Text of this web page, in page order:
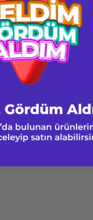
Hizmeti
dahil olmak üzere,
4 saatte yerinde müdahale:
HPE 4 saat içinde
gösterir. Çağrı alındıktan
Hewlett Packard Enterprise
başlamak üzere Müşterinin
HPE tarafından ‘Genel
zaman dilimini belirtir.
Müşteri konumuna
HPE tarafından tespit
Kapsama penceresi:
hizmet verilir. Uzaktan
tablonun ‘Yazılım desteği’
mühendisi iki saat içinde